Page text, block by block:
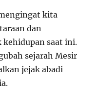
kita
dan
kehidupan saat ini.
sejarah Mesir
jejak abadi